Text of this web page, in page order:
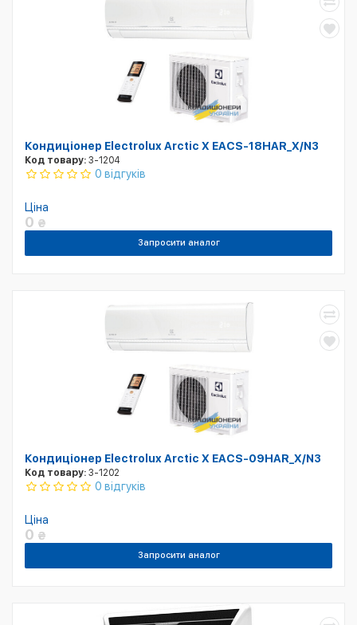
Кондиціонер Electrolux Arctic X EACS-18HAR_X/N3
Код товару: 3-1204
0 відгуків
Ціна
0 ₴
Запросити аналог
Кондиціонер Electrolux Arctic X EACS-09HAR_X/N3
Код товару: 3-1202
0 відгуків
Ціна
0 ₴
Запросити аналог